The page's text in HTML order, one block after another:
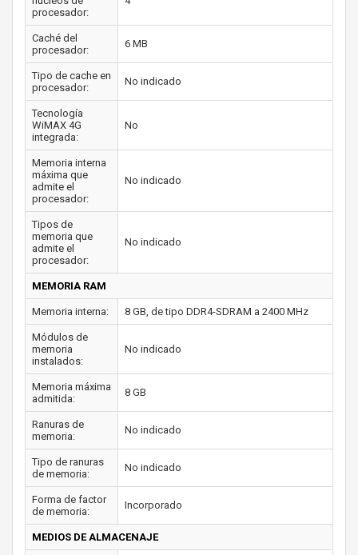
procesador:
Caché del
procesador:
6 MB
Tipo de cache en
procesador:
No indicado
Tecnología
WiMAX 4G
integrada:
No
Memoria interna
máxima que
admite el
procesador:
No indicado
Tipos de
memoria que
admite el
procesador:
No indicado
MEMORIA RAM
Memoria interna: 8 GB, de tipo DDR4-SDRAM a 2400 MHz
Módulos de
memoria
instalados:
No indicado
Memoria máxima
admitida:
8 GB
Ranuras de
memoria:
No indicado
Tipo de ranuras
de memoria:
No indicado
Forma de factor
de memoria:
Incorporado
MEDIOS DE ALMACENAJE